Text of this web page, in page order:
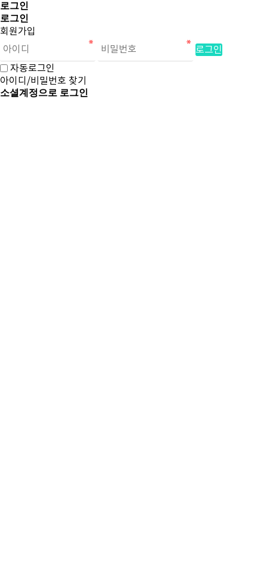
로그인
로그인
회원가입
로그인
자동로그인
아이디/비밀번호 찾기
소셜계정으로 로그인